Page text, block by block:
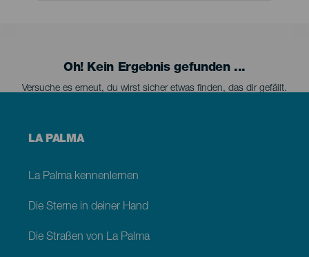
Oh! Kein Ergebnis gefunden ...
Versuche es erneut, du wirst sicher etwas finden, das dir gefällt.
Menú
Palma
LA PALMA
La Palma kennenlernen
Die Sterne in deiner Hand
Die Straßen von La Palma